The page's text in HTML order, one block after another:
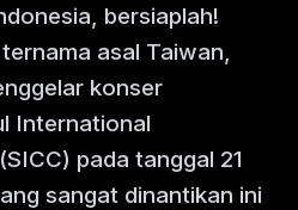
bersiaplah!
asal Taiwan,
konser
International
pada tanggal 21
sangat dinantikan ini